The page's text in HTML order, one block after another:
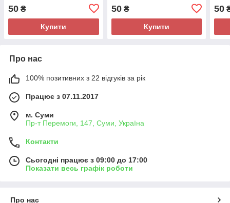
50 ₴
Купити
50₴
Купити
50
Про нас
100% позитивних з 22 відгуків за рік
Працює з 07.11.2017
м. Суми
Пр-т Перемоги, 147, Суми, Україна
Контакти
Сьогодні працює з 09:00 до 17:00
Показати весь графік роботи
Про нас